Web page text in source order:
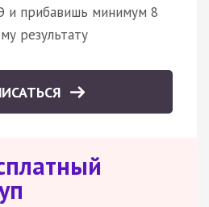
и прибавишь минимум 8
результату